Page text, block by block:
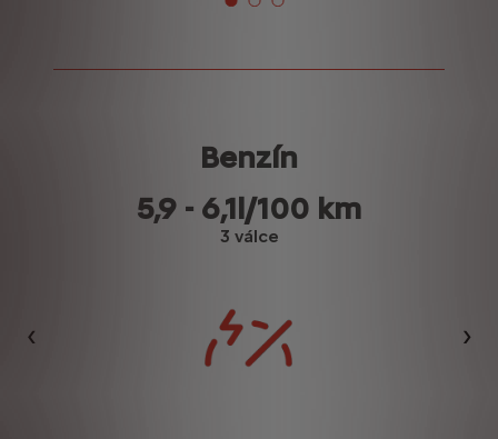
Benzín
5,9 - 6,1l/100 km
3 válce
Předchozí